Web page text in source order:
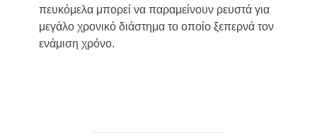
πευκόμελα μπορεί να παραμείνουν ρευστά για
μεγάλο χρονικό διάστημα το οποίο ξεπερνά τον
ενάμιση χρόνο.